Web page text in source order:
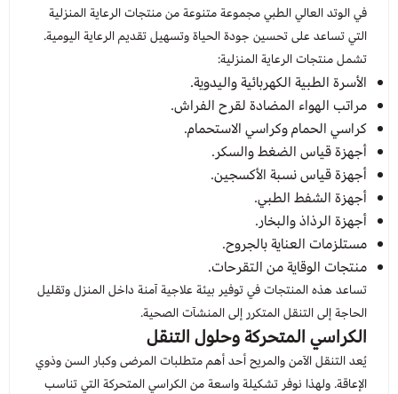
في الوتد العالي الطبي مجموعة متنوعة من منتجات الرعاية المنزلية
التي تساعد على تحسين جودة الحياة وتسهيل تقديم الرعاية اليومية.
تشمل منتجات الرعاية المنزلية:
الأسرة الطبية الكهربائية واليدوية.
مراتب الهواء المضادة لقرح الفراش.
كراسي الحمام وكراسي الاستحمام.
أجهزة قياس الضغط والسكر.
أجهزة قياس نسبة الأكسجين.
أجهزة الشفط الطبي.
أجهزة الرذاذ والبخار.
مستلزمات العناية بالجروح.
منتجات الوقاية من التقرحات.
تساعد هذه المنتجات في توفير بيئة علاجية آمنة داخل المنزل وتقليل
الحاجة إلى التنقل المتكرر إلى المنشآت الصحية.
الكراسي المتحركة وحلول التنقل
يُعد التنقل الآمن والمريح أحد أهم متطلبات المرضى وكبار السن وذوي
الإعاقة. ولهذا نوفر تشكيلة واسعة من الكراسي المتحركة التي تناسب